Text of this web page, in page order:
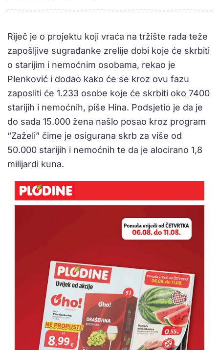
Riječ je o projektu koji vraća na tržište rada teže
zapošljive sugrađanke zrelije dobi koje će skrbiti
o starijim i nemoćnim osobama, rekao je
Plenković i dodao kako će se kroz ovu fazu
zaposliti će 1.233 osobe koje će skrbiti oko 7400
starijih i nemoćnih, piše Hina. Podsjetio je da je
do sada 15.000 žena našlo posao kroz program
“Zaželi” čime je osigurana skrb za više od
50.000 starijih i nemoćnih te da je alocirano 1,8
milijardi kuna.